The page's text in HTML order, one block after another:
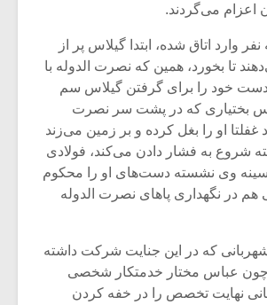
اعزام می‌گردند.
وارد اتاق شده، ابتدا گیلاس پر از
تا بخورد، همین‌ که نصرت الدوله با
دست خود را برای گرفتن گیلاس سم
بختیاری که در پشت سر نصرت
غفلتا او را بغل کرده و بر زمین‌ می‌زند
شروع به فشار دادن می‌کند، فولادی
وی‌ نشسته دست‌های او را محکوم
در نگهداری پاهای نصرت الدوله
که در این جنایت شرکت داشته
چون‌ عباس مختار خدمتکار شخصی
نهایت تخصص را در خفه کردن
ترین باش